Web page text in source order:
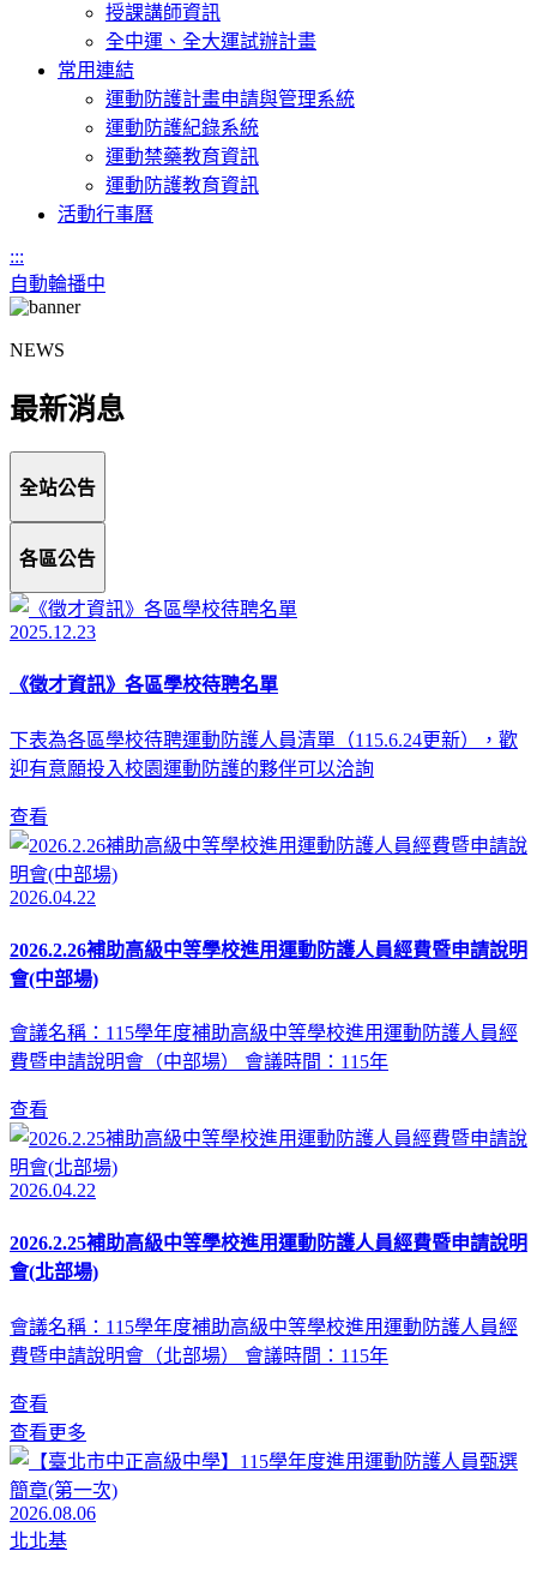
授課講師資訊
全中運、全大運試辦計畫
常用連結
運動防護計畫申請與管理系統
運動防護紀錄系統
運動禁藥教育資訊
運動防護教育資訊
活動行事曆
:::
自動輪播中
NEWS
最新消息
全站公告
各區公告
2025.12.23
《徵才資訊》各區學校待聘名單
下表為各區學校待聘運動防護人員清單（115.6.24更新），歡
迎有意願投入校園運動防護的夥伴可以洽詢
查看
2026.04.22
2026.2.26補助高級中等學校進用運動防護人員經費暨申請說明
會(中部場)
會議名稱：115學年度補助高級中等學校進用運動防護人員經
費暨申請說明會（中部場） 會議時間：115年
查看
2026.04.22
2026.2.25補助高級中等學校進用運動防護人員經費暨申請說明
會(北部場)
會議名稱：115學年度補助高級中等學校進用運動防護人員經
費暨申請說明會（北部場） 會議時間：115年
查看
查看更多
2026.08.06
北北基